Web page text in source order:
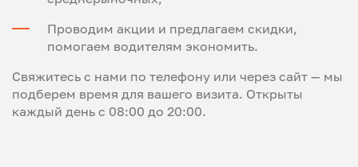
Проводим акции и предлагаем скидки,
помогаем водителям экономить.
Свяжитесь с нами по телефону или через сайт — мы
подберем время для вашего визита. Открыты
каждый день с 08:00 до 20:00.